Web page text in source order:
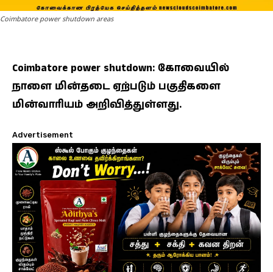
Coimbatore power shutdown areas
Coimbatore power shutdown: கோவையில்
நாளை மின்தடை ஏற்படும் பகுதிகளை
மின்வாரியம் அறிவித்துள்ளது.
Advertisement